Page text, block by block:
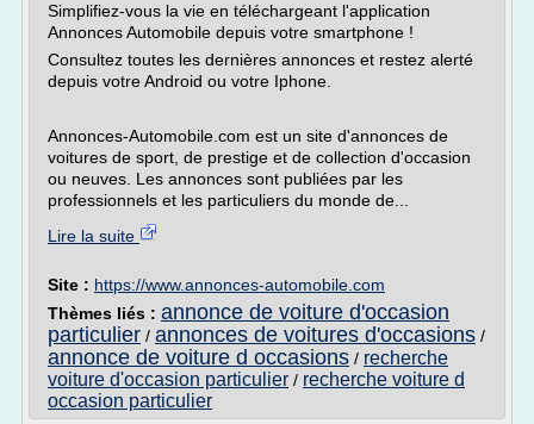
Simplifiez-vous la vie en téléchargeant l'application
Annonces Automobile depuis votre smartphone !
Consultez toutes les dernières annonces et restez alerté
depuis votre Android ou votre Iphone.
Annonces-Automobile.com est un site d'annonces de
voitures de sport, de prestige et de collection d'occasion
ou neuves. Les annonces sont publiées par les
professionnels et les particuliers du monde de...
Lire la suite
Site : https://www.annonces-automobile.com
Thèmes liés : annonce de voiture d'occasion
particulier / annonces de voitures d'occasions /
annonce de voiture d occasions / recherche
voiture d'occasion particulier / recherche voiture d
occasion particulier